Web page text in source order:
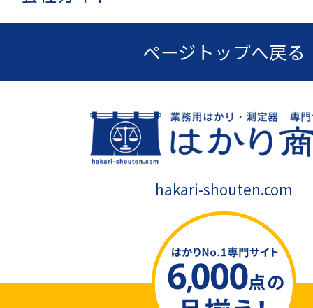
ページトップへ戻る
hakari-shouten.com